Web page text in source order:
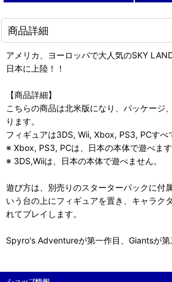
商品詳細
アメリカ、ヨーロッパで大人気のSKY
日本に上陸！！
【商品詳細】
こちらの商品は北米版になり、パッケージ
ります。
フィギュアは3DS, Wii, Xbox, PS3, PCすべ
※ Xbox, PS3, PCは、日本の本体で遊べます
※ 3DS,Wiiは、日本の本体で遊べません。
遊び方は、別売りのスターターパックに付
いう台の上にフィギュアを置き、キャラク
れてプレイします。
Spyro's Adventureが第一作目、Giantsが第